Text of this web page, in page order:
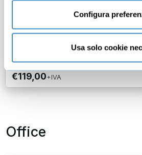
Configura
Usa solo cookie
e 2016: il corso Fondamentale
Franco Iacovelli
Formatore informatico
€119,00+IVA
Office